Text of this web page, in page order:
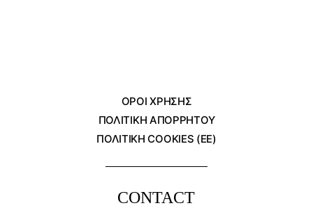
ΌΡΟΙ ΧΡΗΣΗΣ
ΠΟΛΙΤΙΚΗ ΑΠΟΡΡΗΤΟΥ
ΠΟΛΙΤΙΚΗ COOKIES (ΕΕ)
CONTACT